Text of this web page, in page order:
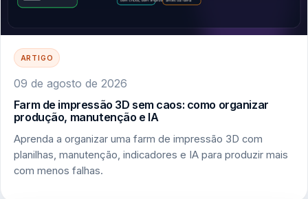
ARTIGO
09 de agosto de 2026
Farm de impressão 3D sem caos: como organizar
produção, manutenção e IA
Aprenda a organizar uma farm de impressão 3D com
planilhas, manutenção, indicadores e IA para produzir mais
com menos falhas.